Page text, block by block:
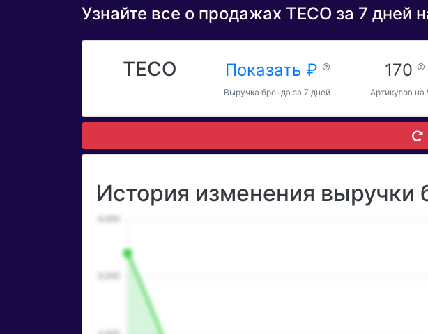
Узнайте все о продажах TECO за 7 дней
TECO Показать ₽
Выручка бренда за 7 дней
170
Артикулов на
История изменения выручки